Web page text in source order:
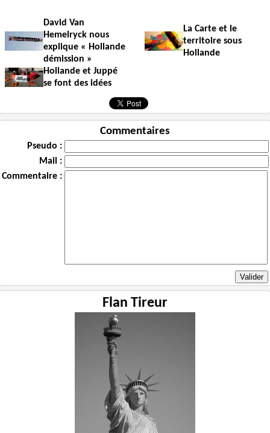
David Van
Hemelryck nous
explique « Hollande
démission »
La Carte et le
territoire sous
Hollande
Hollande et Juppé
se font des idées
Commentaires
Pseudo :
Mail :
Commentaire :
Flan Tireur